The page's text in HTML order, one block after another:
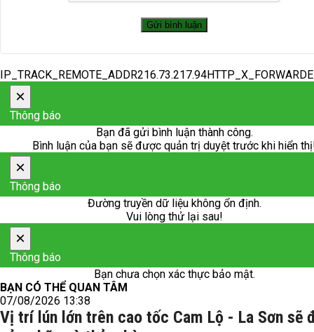
×
Thông báo
Bạn đã gửi bình luận thành công.
Bình luận của bạn sẽ được quản trị duyệt trước khi hiển
×
Thông báo
Đường truyền dữ liệu không ổn định.
Vui lòng thử lại sau!
×
Thông báo
Bạn chưa chọn xác thực bảo mật.
BẠN CÓ THỂ QUAN TÂM
07/08/2026 13:38
Vị trí lún lớn trên cao tốc Cam Lộ - La Sơn sẽ